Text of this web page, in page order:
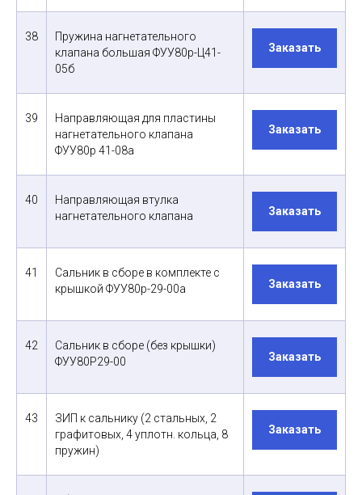
38
Пружина нагнетательного
клапана большая ФУУ80р-Ц41-
05б
Заказать
39
Направляющая для пластины
нагнетательного клапана
ФУУ80р 41-08а
Заказать
40
Направляющая втулка
нагнетательного клапана
Заказать
41
Сальник в сборе в комплекте с
крышкой ФУУ80р-29-00а
Заказать
42
Сальник в сборе (без крышки)
ФУУ80Р29-00
Заказать
43
ЗИП к сальнику (2 стальных, 2
графитовых, 4 уплотн. кольца, 8
пружин)
Заказать